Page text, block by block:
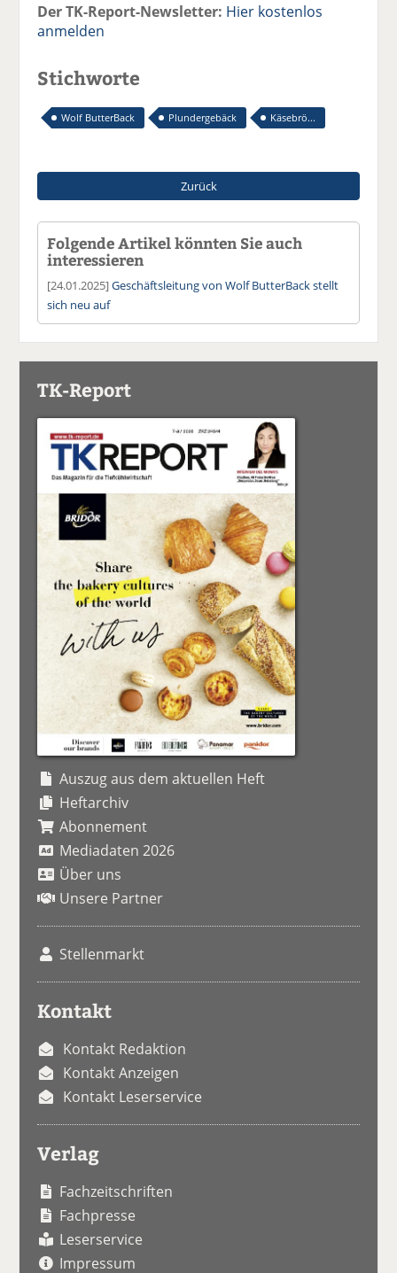
Der TK-Report-Newsletter: Hier kostenlos
anmelden
Stichworte
Wolf ButterBack Plundergebäck Käsebrö...
Zurück
Folgende Artikel könnten Sie auch
interessieren
[24.01.2025]Geschäftsleitung von Wolf ButterBack stellt
sich neu auf
TK-Report
Auszug aus dem aktuellen Heft
Heftarchiv
Abonnement
Mediadaten 2026
Über uns
Unsere Partner
Stellenmarkt
Kontakt
Kontakt Redaktion
Kontakt Anzeigen
Kontakt Leserservice
Verlag
Fachzeitschriften
Fachpresse
Leserservice
Impressum